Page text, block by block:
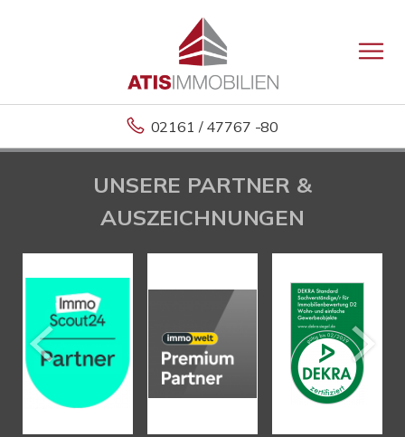
02161 / 47767 -80
UNSERE PARTNER &
AUSZEICHNUNGEN